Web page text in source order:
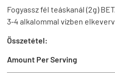
Fogyassz fél teáskanál (2g)
3-4 alkalommal vízben
Összetétel:
Amount Per Serving